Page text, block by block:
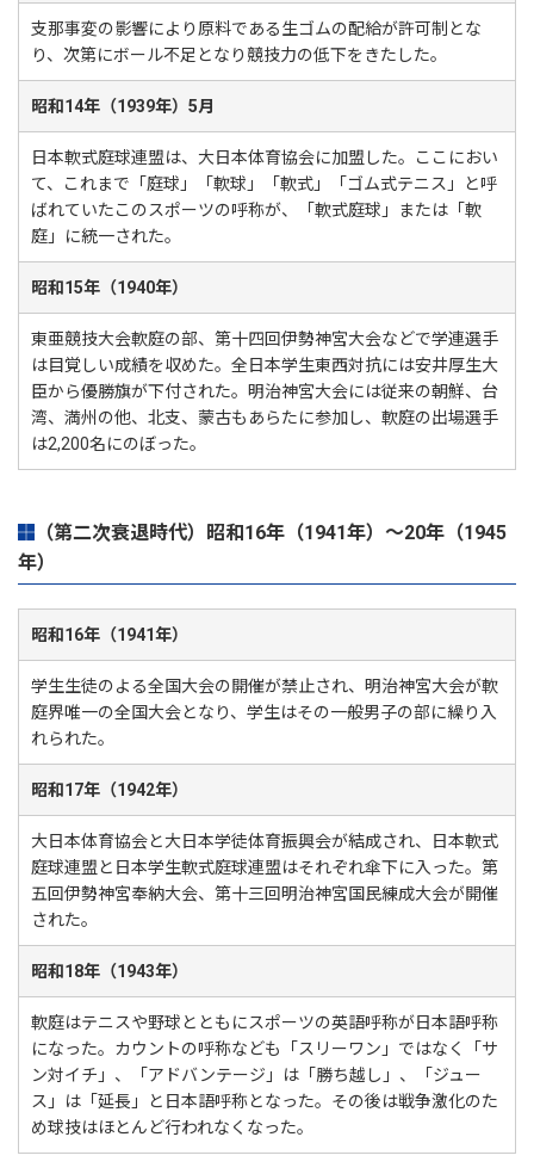
支那事変の影響により原料である生ゴムの配給が許可制とな
り、次第にボール不足となり競技力の低下をきたした。
昭和14年（1939年）5月
日本軟式庭球連盟は、大日本体育協会に加盟した。ここにおい
て、これまで「庭球」「軟球」「軟式」「ゴム式テニス」と呼
ばれていたこのスポーツの呼称が、「軟式庭球」または「軟
庭」に統一された。
昭和15年（1940年）
東亜競技大会軟庭の部、第十四回伊勢神宮大会などで学連選手
は目覚しい成績を収めた。全日本学生東西対抗には安井厚生大
臣から優勝旗が下付された。明治神宮大会には従来の朝鮮、台
湾、満州の他、北支、蒙古もあらたに参加し、軟庭の出場選手
は2,200名にのぼった。
（第二次衰退時代）昭和16年（1941年）～20年（1945
年）
昭和16年（1941年）
学生生徒のよる全国大会の開催が禁止され、明治神宮大会が軟
庭界唯一の全国大会となり、学生はその一般男子の部に繰り入
れられた。
昭和17年（1942年）
大日本体育協会と大日本学徒体育振興会が結成され、日本軟式
庭球連盟と日本学生軟式庭球連盟はそれぞれ傘下に入った。第
五回伊勢神宮奉納大会、第十三回明治神宮国民練成大会が開催
された。
昭和18年（1943年）
軟庭はテニスや野球とともにスポーツの英語呼称が日本語呼称
になった。カウントの呼称なども「スリーワン」ではなく「サ
ン対イチ」、「アドバンテージ」は「勝ち越し」、「ジュー
ス」は「延長」と日本語呼称となった。その後は戦争激化のた
め球技はほとんど行われなくなった。